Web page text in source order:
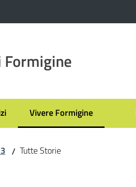
Formigine
Vivere Formigine
Menu selezionato
/ Tutte Storie